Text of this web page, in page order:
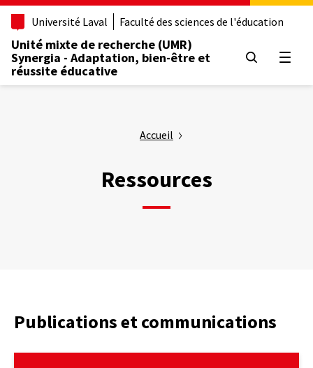
Aller
contenu
principal
Université Laval Faculté des sciences de l'éducation
Unité mixte de recherche (UMR)
Synergia - Adaptation, bien-être et
réussite éducative
Accueil
Ressources
Publications et communications